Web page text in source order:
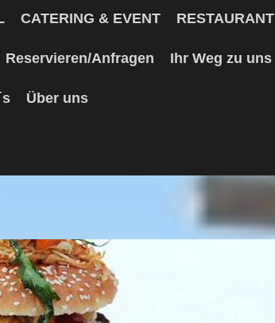
CATERING & EVENT RESTAURANT
Reservieren/Anfragen Ihr Weg zu uns
Über uns